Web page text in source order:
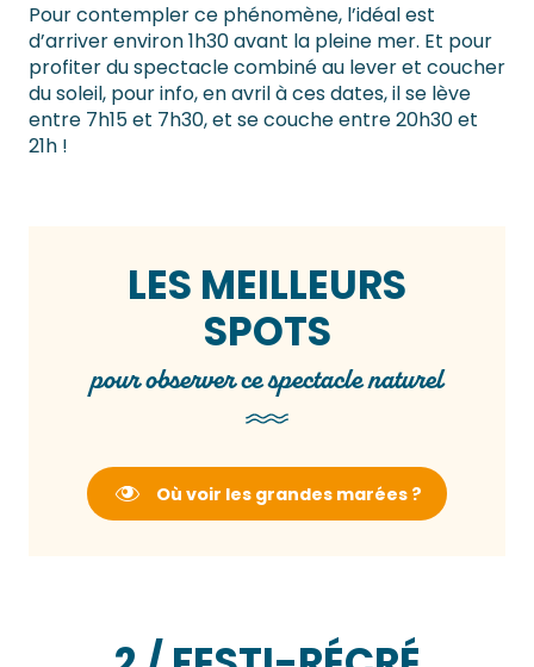
Pour contempler ce phénomène, l’idéal est
d’arriver environ 1h30 avant la pleine mer. Et pour
profiter du spectacle combiné au lever et coucher
du soleil, pour info, en avril à ces dates, il se lève
entre 7h15 et 7h30, et se couche entre 20h30 et
21h !
LES MEILLEURS
SPOTS
pour observer ce spectacle naturel
Où voir les grandes marées ?